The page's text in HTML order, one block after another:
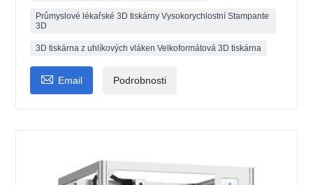
Průmyslové lékařské 3D tiskárny Vysokorychlostní Stampante
3D
3D tiskárna z uhlíkových vláken Velkoformátová 3D tiskárna
 Email Podrobnosti